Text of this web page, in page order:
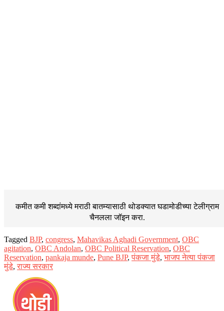
कमीत कमी शब्दांमध्ये मराठी बातम्यासाठी थोडक्यात घडामोडीच्याटेलीग्राम
चैनलला जॉइन करा.
Tagged BJP, congress, Mahavikas Aghadi Government, OBC
agitation, OBC Andolan, OBC Political Reservation, OBC
Reservation, pankaja munde, Pune BJP,पंकजा मुंडे, भाजप नेत्या पंकजा
मुंडे,राज्य सरकार